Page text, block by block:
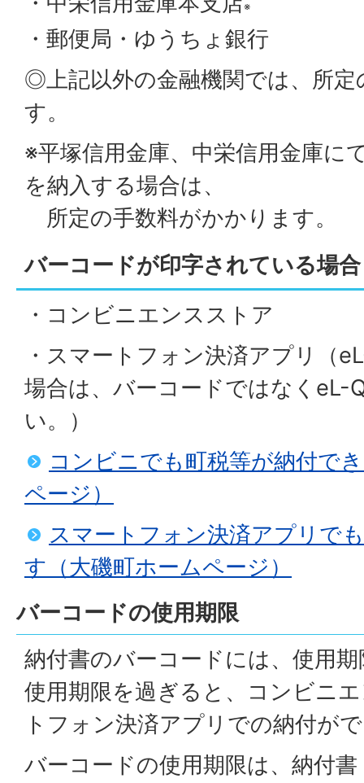
※
・郵便局・ゆうちょ銀行
◎上記以外の金融機関では、所
す。
※平塚信用金庫、中栄信用金庫に
を納入する場合は、​​​​​
所定の手数料がかかります。
バーコードが印字されている場合
・コンビニエンスストア
・スマートフォン決済アプリ（
場合は、バーコードではなくeL-
い。）
コンビニでも町税等が納付で
ページ）
スマートフォン決済アプリで
す（大磯町ホームページ）
バーコードの使用期限
納付書のバーコードには、使用
使用期限を過ぎると、コンビニ
トフォン決済アプリでの納付が
バーコードの使用期限は、納付